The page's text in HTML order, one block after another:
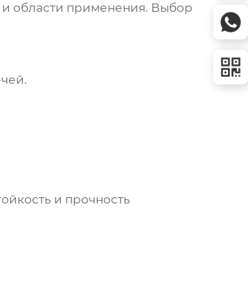
и области применения. Выбор
и прочность